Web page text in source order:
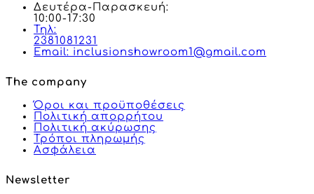
Δευτέρα-Παρασκευή:
10:00-17:30
Τηλ:
2381081231
Email: inclusionshowroom1@gmail.com
The company
Όροι και προϋποθέσεις
Πολιτική απορρήτου
Πολιτική ακύρωσης
Τρόποι πληρωμής
Ασφάλεια
Newsletter